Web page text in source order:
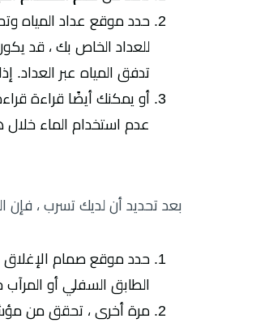
حدد موقع عداد المياه
للعداد الخاص بك ، قد
تدفق المياه عبر العداد.
أو يمكنك أيضًا قراءة
عدم استخدام الماء خلال
بعد تحديد أن لديك تسرب ، فإن
حدد موقع صمام الإغلاق
الطابق السفلي أو
مرة أخرى ، تحقق من